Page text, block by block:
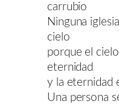
carrubio
Ninguna
cielo
porque el
eternidad
y la eternidad
Una persona